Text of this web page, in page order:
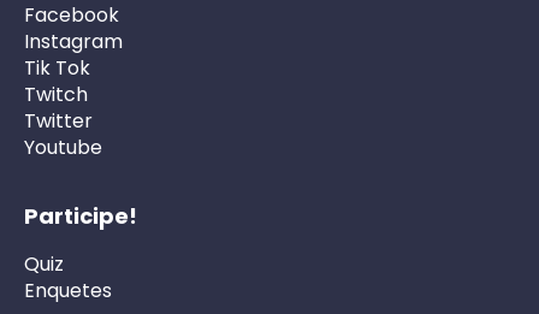
Facebook
Instagram
Tik Tok
Twitch
Twitter
Youtube
Participe!
Quiz
Enquetes